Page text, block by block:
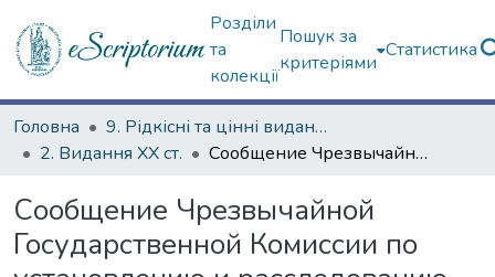
Розділи
та
колекції
Пошук за
критеріями
Статистика
Головна
9. Рідкісні та цінні видання
2. Видання ХХ ст.
Сообщение Чрезвычайной Государственной Комиссии по установлению и расследованию злодеяний немецко-фашистских захватчиков и их сообщников. О чудовищных преступлениях германского правительства в Освенциме
Сообщение Чрезвычайной
Государственной Комиссии по